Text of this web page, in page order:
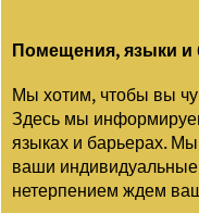
Помещения, языки и
Мы хотим, чтобы вы
Здесь мы
языках и барьерах.
ваши
нетерпением ждем